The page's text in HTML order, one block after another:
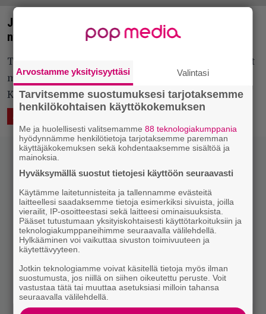
Jonneja ja tähtiloistetta – viikon 5 Parasta juuri
nyt -listalla kirkas kattaus kotimaista osaamista
Toinen toistaan sutjakammilla kipaleillaan edustavat
muiden muassa Pimeys, Samae Koskinen, Kaunis
Kuolematon, Pykäri ja Norma John.
ÄÄNTÄ 2.2.2017 18:06
Arvostamme yksityisyyttäsi Valintasi
Tarvitsemme suostumuksesi tarjotaksemme
henkilökohtaisen käyttökokemuksen
Me ja huolellisesti valitsemamme88 teknologiakumppania
hyödynnämme henkilötietoja tarjotaksemme paremman
käyttäjäkokemuksen sekä kohdentaaksemme sisältöä ja
mainoksia.
Hyväksymällä suostut tietojesi käyttöön seuraavasti
Käytämme laitetunnisteita ja tallennamme evästeitä
laitteellesi saadaksemme tietoja esimerkiksi sivuista, joilla
vierailit, IP-osoitteestasi sekä laitteesi ominaisuuksista.
Pääset tutustumaan yksityiskohtaisesti käyttötarkoituksiin ja
teknologiakumppaneihimme seuraavalla välilehdellä.
Hylkääminen voi vaikuttaa sivuston toimivuuteen ja
käytettävyyteen.
Jotkin teknologiamme voivat käsitellä tietoja myös ilman
suostumusta, jos niillä on siihen oikeutettu peruste. Voit
vastustaa tätä tai muuttaa asetuksiasi milloin tahansa
seuraavalla välilehdellä.